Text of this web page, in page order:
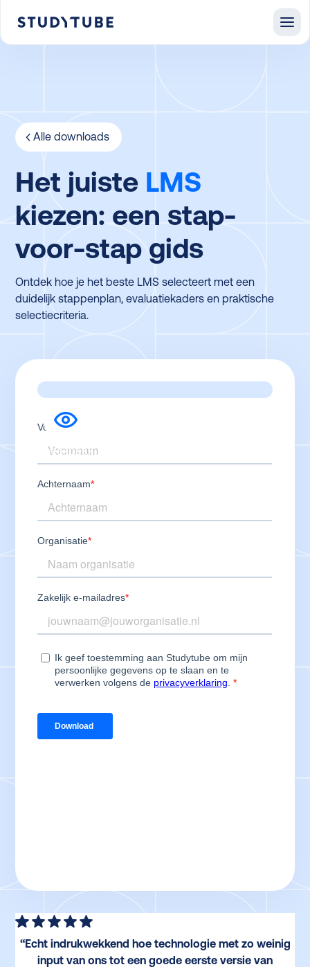
Alle downloads
Het juiste LMS
kiezen: een stap-
voor-stap gids
Ontdek hoe je het beste LMS selecteert met een
duidelijk stappenplan, evaluatiekaders en praktische
selectiecriteria.
Sneakpeak
“Echt indrukwekkend hoe technologie met zo weinig
input van ons tot een goede eerste versie van